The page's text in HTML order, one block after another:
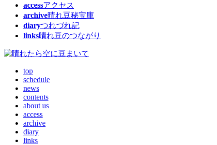
accessアクセス
archive晴れ豆秘宝庫
diaryつれづれ記
links晴れ豆のつながり
top
schedule
news
contents
about us
access
archive
diary
links